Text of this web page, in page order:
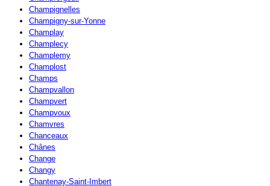
Champignelles
Champigny-sur-Yonne
Champlay
Champlecy
Champlemy
Champlost
Champs
Champvallon
Champvert
Champvoux
Chamvres
Chanceaux
Chânes
Change
Changy
Chantenay-Saint-Imbert